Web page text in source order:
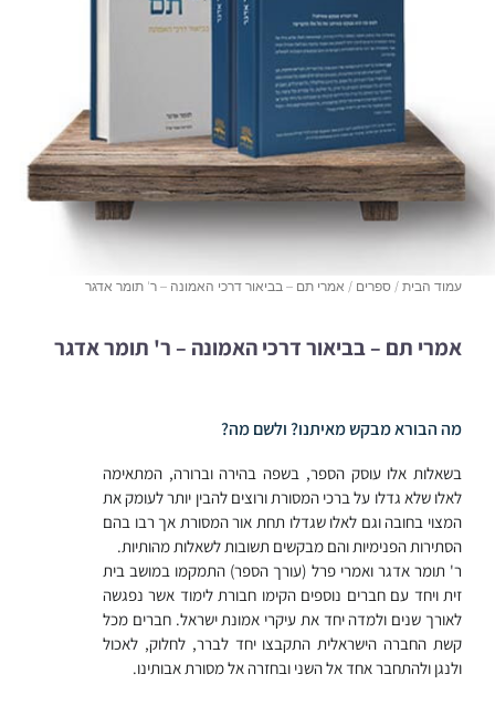
עמוד הבית / ספרים / אמרי תם – בביאור דרכי האמונה – ר' תומר אדגר
אמרי תם – בביאור דרכי האמונה – ר' תומר אדגר
מה הבורא מבקש מאיתנו? ולשם מה?
בשאלות אלו עוסק הספר, בשפה בהירה וברורה, המתאימה
לאלו שלא גדלו על ברכי המסורת ורוצים להבין יותר לעומק את
המצוי בחובה וגם לאלו שגדלו תחת אור המסורת אך רבו בהם
הסתירות הפנימיות והם מבקשים תשובות לשאלות מהותיות.
ר' תומר אדגר ואמרי פרל (עורך הספר) התמקמו במושב בית
זית ויחד עם חברים נוספים הקימו חבורת לימוד אשר נפגשה
לאורך שנים ולמדה יחד את עיקרי אמונת ישראל. חברים מכל
קשת החברה הישראלית התקבצו יחד לברר, לחלוק, לאכול
ולנגן ולהתחבר אחד אל השני ובחזרה אל מסורת אבותינו.